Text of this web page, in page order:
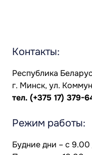
Контакты:
Республика
г. Минск, ул.
тел. (+375 17) 379-
Режим работы:
Будние дни – с 9.00